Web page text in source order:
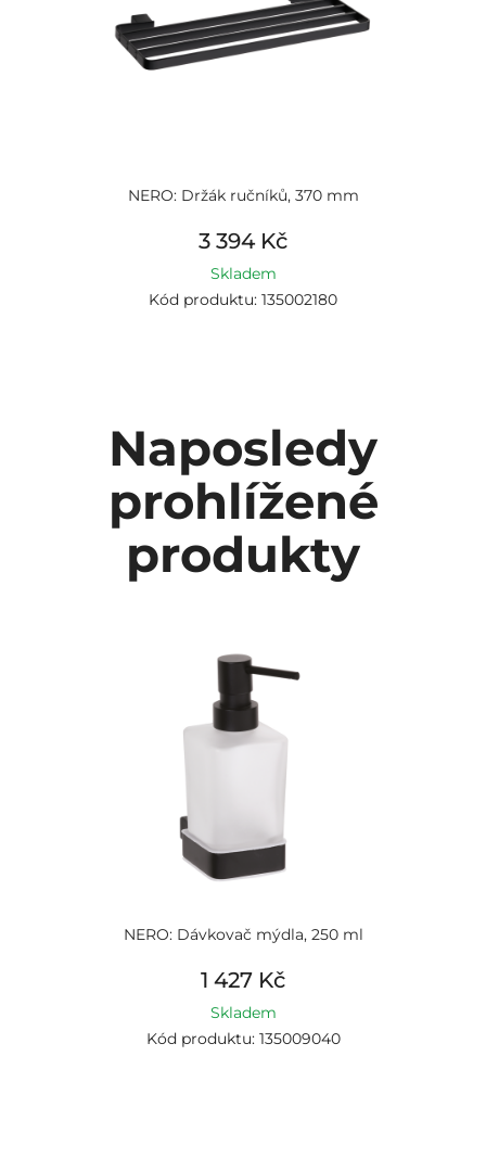
NERO: Držák ručníků, 370 mm
3 394 Kč
Skladem
Kód produktu: 135002180
Naposledy
prohlížené
produkty
NERO: Dávkovač mýdla, 250 ml
1 427 Kč
Skladem
Kód produktu: 135009040